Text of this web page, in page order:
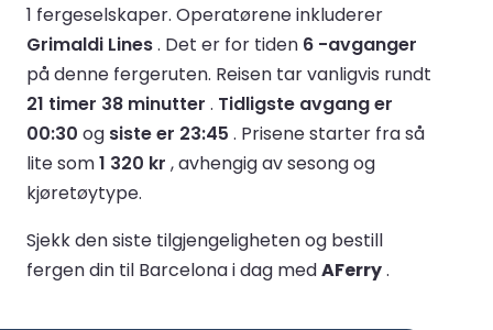
1 fergeselskaper. Operatørene inkluderer
Grimaldi Lines. Det er for tiden 6 -avganger
på denne fergeruten. Reisen tar vanligvis rundt
21 timer 38 minutter . Tidligste avgang er
00:30 og siste er 23:45 . Prisene starter fra så
lite som1 320 kr , avhengig av sesong og
kjøretøytype.
Sjekk den siste tilgjengeligheten og bestill
fergen din til Barcelona i dag medAFerry.